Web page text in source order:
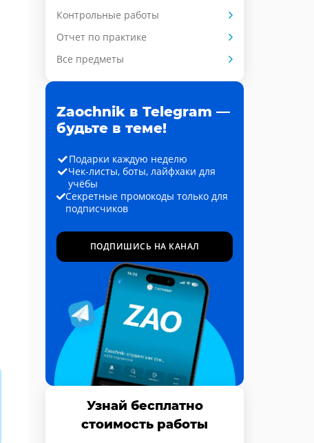
Контрольные работы
Отчет по практике
Все предметы
Zaochnik в Telegram —
будьте в теме!
Подарки каждую неделю
Чек-листы, боты, лайфхаки для
учёбы
Секретные промокоды только для
подписчиков
ПОДПИШИСЬ НА КАНАЛ
Узнай бесплатно
стоимость работы